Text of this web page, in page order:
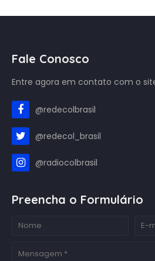
Fale Conosco
Entre agora em contato com o
@redecolbrasil
@redecol_brasil
@radiocolbrasil
Preencha o Formulário